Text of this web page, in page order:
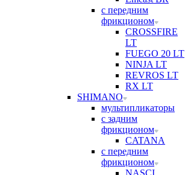
с передним
фрикционом
CROSSFIRE
LT
FUEGO 20 LT
NINJA LT
REVROS LT
RX LT
SHIMANO
мультипликаторы
с задним
фрикционом
CATANA
с передним
фрикционом
NASCI